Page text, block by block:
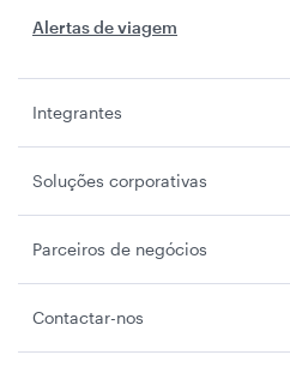
Alertas de viagem
Integrantes
Soluções corporativas
Parceiros de negócios
Contactar-nos